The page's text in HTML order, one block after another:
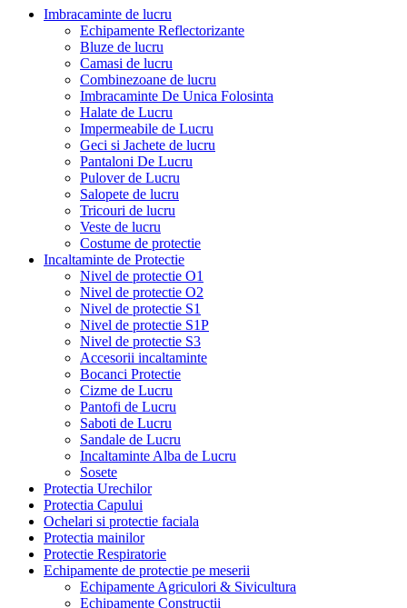
Imbracaminte de lucru
Echipamente Reflectorizante
Bluze de lucru
Camasi de lucru
Combinezoane de lucru
Imbracaminte De Unica Folosinta
Halate de Lucru
Impermeabile de Lucru
Geci si Jachete de lucru
Pantaloni De Lucru
Pulover de Lucru
Salopete de lucru
Tricouri de lucru
Veste de lucru
Costume de protectie
Incaltaminte de Protectie
Nivel de protectie O1
Nivel de protectie O2
Nivel de protectie S1
Nivel de protectie S1P
Nivel de protectie S3
Accesorii incaltaminte
Bocanci Protectie
Cizme de Lucru
Pantofi de Lucru
Saboti de Lucru
Sandale de Lucru
Incaltaminte Alba de Lucru
Sosete
Protectia Urechilor
Protectia Capului
Ochelari si protectie faciala
Protectia mainilor
Protectie Respiratorie
Echipamente de protectie pe meserii
Echipamente Agriculori & Sivicultura
Echipamente Constructii